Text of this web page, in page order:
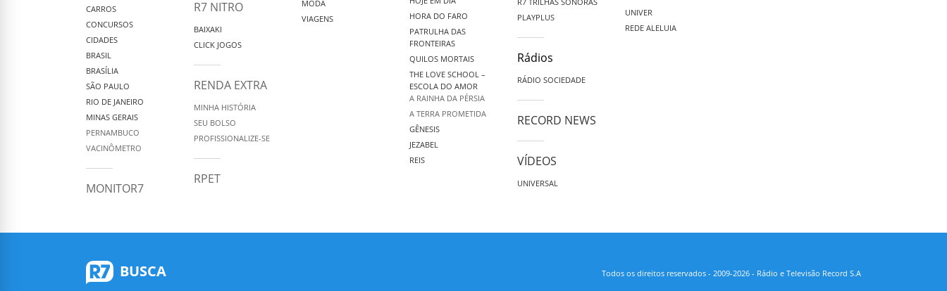
CARROS
CONCURSOS
CIDADES
BRASIL
BRASÍLIA
SÃO PAULO
RIO DE JANEIRO
MINAS GERAIS
PERNAMBUCO
VACINÔMETRO
MONITOR7
R7 NITRO
BAIXAKI
CLICK JOGOS
RENDA EXTRA
MINHA HISTÓRIA
SEU BOLSO
PROFISSIONALIZE-SE
RPET
MODA
VIAGENS
HORA DO FARO
PATRULHA DAS
FRONTEIRAS
QUILOS MORTAIS
THE LOVE SCHOOL –
ESCOLA DO AMOR
A RAINHA DA PÉRSIA
A TERRA PROMETIDA
GÊNESIS
JEZABEL
REIS
PLAYPLUS
Rádios
RÁDIO SOCIEDADE
RECORD NEWS
VÍDEOS
UNIVERSAL
UNIVER
REDE ALELUIA
BUSCA Todos os direitos reservados - 2009-2026 - Rádio e Televisão Record S.A